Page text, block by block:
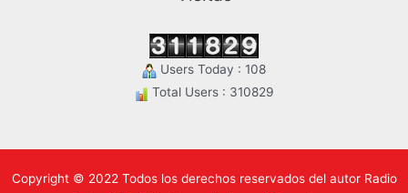
Users Today : 108
Total Users : 310829
Copyright © 2022 Todos los derechos reservados del autor Radio